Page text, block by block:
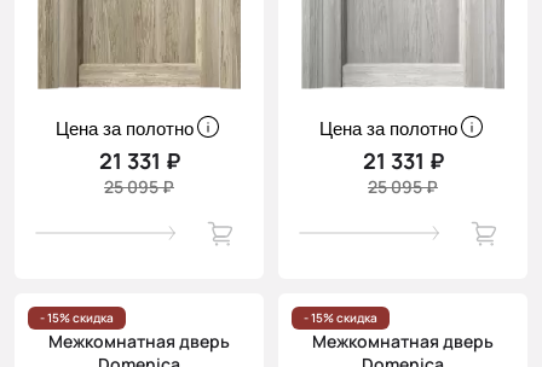
Цена за полотно
21 331 ₽
25 095 ₽
Цена за полотно
21 331 ₽
25 095 ₽
- 15% скидка
Межкомнатная дверь
- 15% скидка
Межкомнатная дверь